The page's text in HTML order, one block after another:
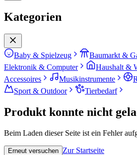
Kategorien
Baby & Spielzeug Baumarkt &
Elektronik & Computer
Haushalt &
Accessoires
Musikinstrumente
Sport & Outdoor
Tierbedarf
Produkt konnte nicht
Beim Laden dieser Seite ist ein Fehler
Erneut versuchen Zur Startseite